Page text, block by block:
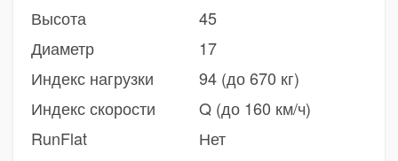
Высота
45
Диаметр
17
Индекс нагрузки
94 (до 670 кг)
Индекс скорости
Q (до 160 км/ч)
RunFlat
Нет